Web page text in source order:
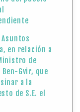
en relación a
de
Gvir, que
a la
de S.E. el